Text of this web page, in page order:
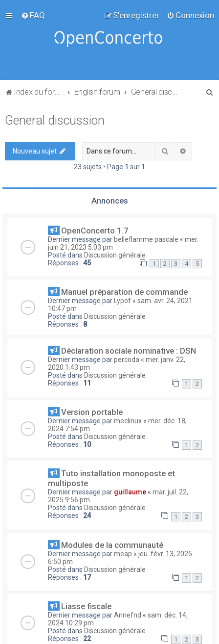
FAQ Connexion
S’enregistrer
Index du forum English forum
h
General discussion
Nouveau sujet Rechercher
23 sujets • Page 1 sur 1
Annonces
OpenConcerto 1.7
Dernier message par belleflamme pascale « mer.
juin 21, 2023 5:03 pm
Posté dans Discussion générale
Réponses : 45 1 2 3 4 5
Manuel préparation de commande
Dernier message par Lypof « sam. avr. 24, 2021
10:47 pm
Posté dans Discussion générale
Réponses : 8
Déclaration sociale nominative : DSN
Dernier message parpercoda « mer. janv. 22,
2020 1:43 pm
Posté dans Discussion générale
Réponses : 11 1 2
Version portable
Dernier message parmeclinux « mer. déc. 18,
2024 7:54 pm
Posté dans Discussion générale
Réponses : 10 1 2
Tuto installation monoposte et
multiposte
Dernier message par guillaume « mar. juil. 22,
2025 9:56 pm
Posté dans Discussion générale
Réponses : 24 1 2 3
Modules de la communauté
Dernier message parmeap « jeu. févr. 13, 2025
6:50 pm
Posté dans Discussion générale
Réponses : 17 1 2
Liasse fiscale
Dernier message parAnnefnd « sam. déc. 14,
2024 10:29 pm
Posté dans Discussion générale
Réponses : 22 1 2 3